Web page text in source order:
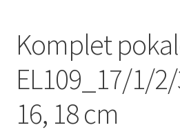
Komplet
EL109_17/1/
16, 18 cm